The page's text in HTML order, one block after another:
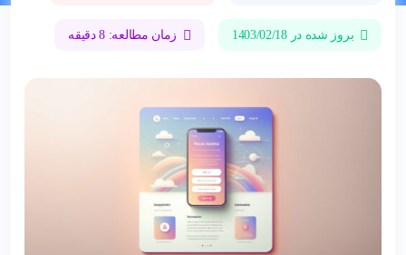
بروز شده در 1403/02/18 زمان مطالعه: 8 دقیقه